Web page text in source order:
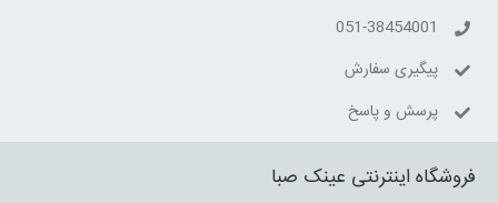
051-38454001
پیگیری سفارش
پرسش و پاسخ
فروشگاه اینترنتی عینک صبا